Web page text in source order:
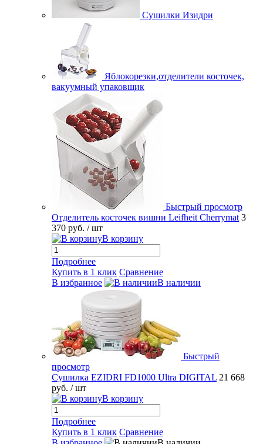
Сушилки Изидри
Яблокорезки,отделители косточек,
вакуумный упаковщик
Быстрый просмотр
Отделитель косточек вишни Leifheit Cherrymat 3
370 руб. / шт
В корзину
Подробнее
Купить в 1 клик Сравнение
В избранное
В наличии
Быстрый
просмотр
Сушилка EZIDRI FD1000 Ultra DIGITAL 21 668
руб. / шт
В корзину
Подробнее
Купить в 1 клик Сравнение